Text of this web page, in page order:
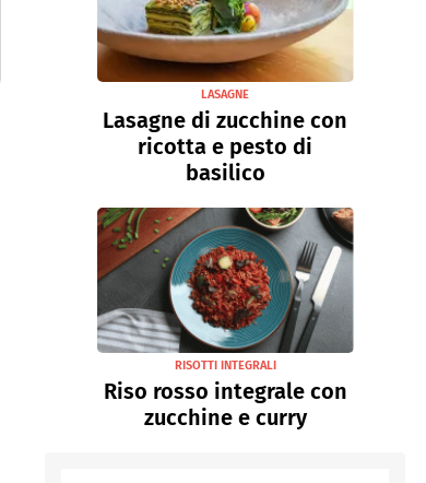
LASAGNE
Lasagne di zucchine con
ricotta e pesto di
basilico
RISOTTI INTEGRALI
Riso rosso integrale con
zucchine e curry